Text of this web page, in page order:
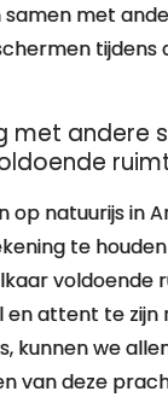
met
tijdens
met andere
op natuurijs in
te
voldoende
en attent te zijn
kunnen we
van deze